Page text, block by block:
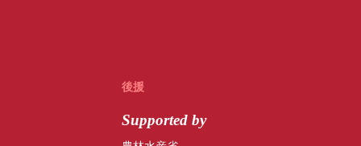
後援
Supported by